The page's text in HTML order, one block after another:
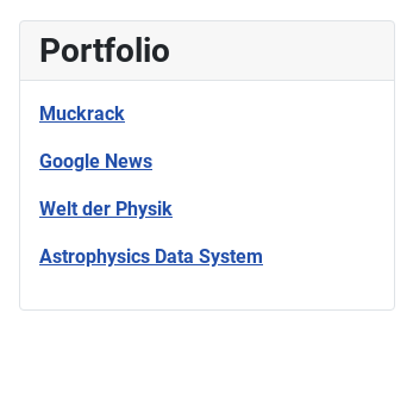
Portfolio
Muckrack
Google News
Welt der Physik
Astrophysics Data System